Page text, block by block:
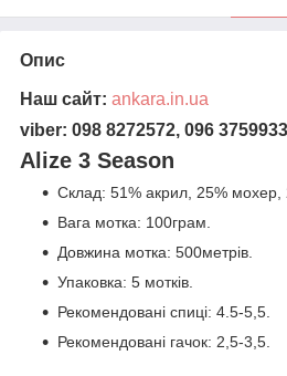
Опис
Наш сайт: ankara.in.ua
viber: 098 8272572, 096
Alize 3 Season
Склад: 51% акрил, 25% мохер,
Вага мотка: 100грам.
Довжина мотка: 500метрів.
Упаковка: 5 мотків.
Рекомендовані спиці: 4.5-5,5.
Рекомендовані гачок: 2,5-3,5.